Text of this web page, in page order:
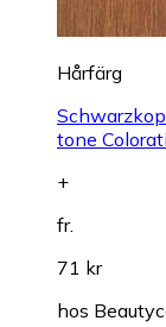
Hårfärg
tone
+
fr.
71 kr
hos